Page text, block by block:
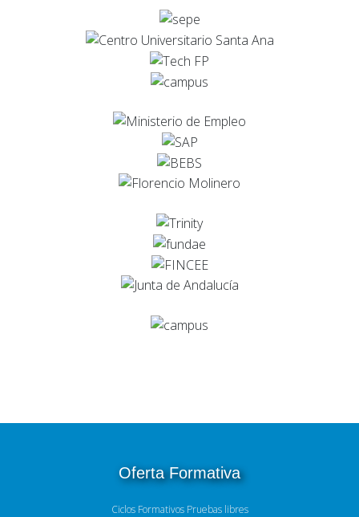
Oferta Formativa
Ciclos Formativos Pruebas libres